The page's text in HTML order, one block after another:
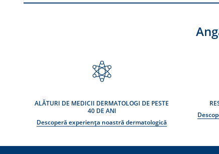
ALĂTURI DE MEDICII DERMATOLOGI DE PESTE
40 DE ANI
Descoperă experiența noastră dermatologică